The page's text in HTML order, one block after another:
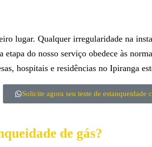
lugar. Qualquer irregularidade na
do nosso serviço obedece às
hospitais e residências no Ipiranga
Solicite agora seu teste de estanqueidade
de gás?